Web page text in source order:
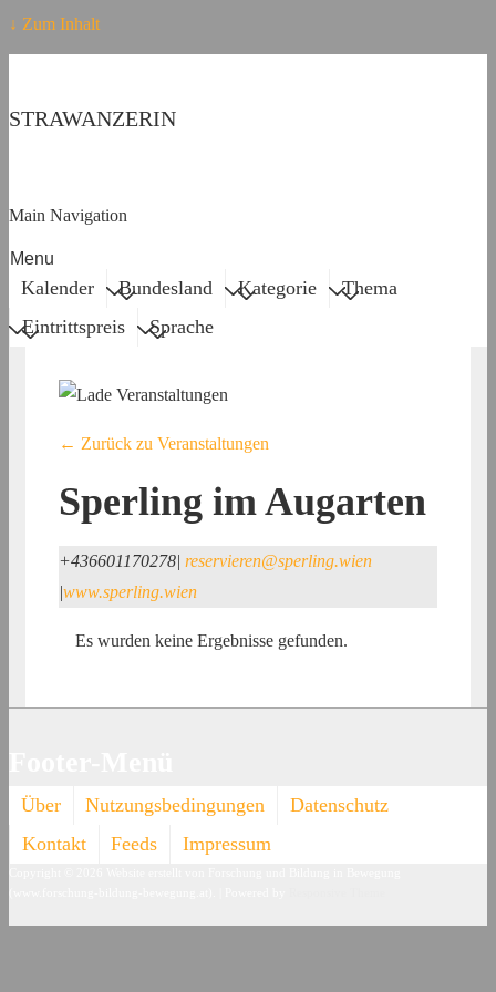
↓ Zum Inhalt
STRAWANZERIN
Main Navigation
Menu
Kalender Bundesland Kategorie
Thema
Eintrittspreis
Sprache
← Zurück zu Veranstaltungen
Sperling im Augarten
+436601170278| reservieren@sperling.wien
|www.sperling.wien
Es wurden keine Ergebnisse gefunden.
Über Nutzungsbedingungen
Datenschutz
Kontakt
Feeds Impressum